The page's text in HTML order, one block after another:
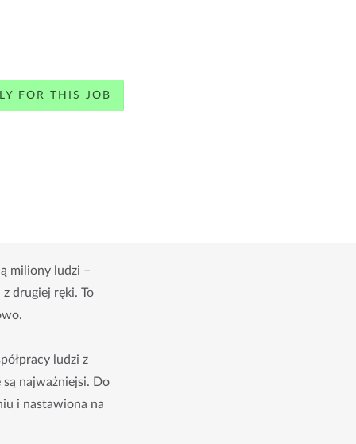
FOR THIS JOB
miliony ludzi –
drugiej ręki. To
ludzi z
najważniejsi. Do
i nastawiona na